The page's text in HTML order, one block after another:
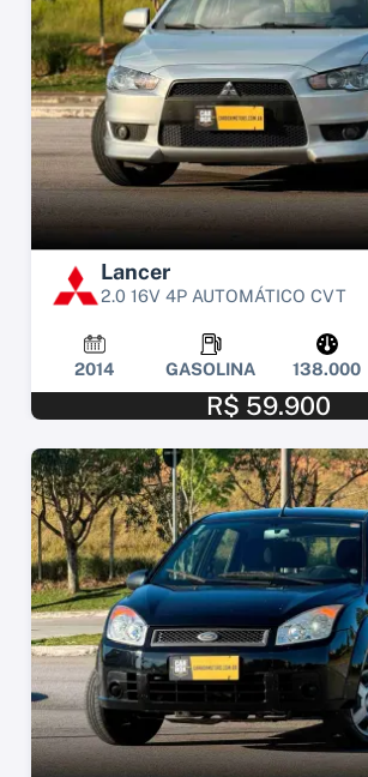
Lancer
2.0 16V 4P AUTOMÁTICO CVT
2014 GASOLINA 138.000
R$ 59.900